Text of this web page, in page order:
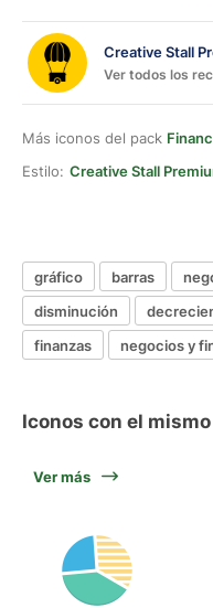
Creative Stall
Ver todos los
Más iconos del pack
Estilo: Creative Stall
gráfico barras
disminución
finanzas
negocios y
Iconos con el
Ver más